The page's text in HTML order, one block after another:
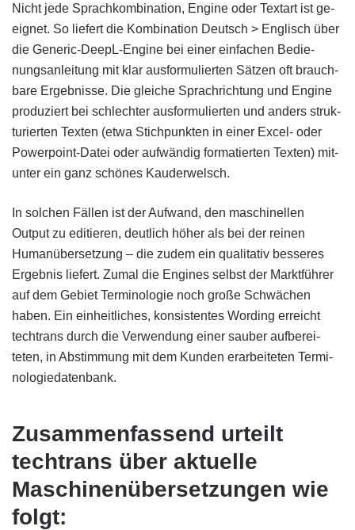
Nicht jede Sprach­kom­bi­nation, Engine oder Text­art ist ge­
eig­net. So liefert die Kom­bi­nation Deutsch > Englisch über
die Generic-DeepL-Engine bei einer ein­fachen Be­die­
nungs­an­lei­tung mit klar aus­for­mu­lier­ten Sätzen oft brauch­
bare Er­geb­nisse. Die gleiche Sprach­richtung und Engine
pro­du­ziert bei schlechter aus­for­mu­lier­ten und anders struk­
tu­rier­ten Texten (etwa Stich­punkten in einer Excel- oder
Powerpoint-Datei oder auf­wän­dig for­ma­tier­ten Texten) mit­
unter ein ganz schönes Kauder­welsch.
In solchen Fällen ist der Auf­wand, den maschi­nellen
Output zu edi­tieren, deut­lich höher als bei der reinen
Human­über­set­zung – die zu­dem ein quali­ta­tiv besseres
Ergeb­nis lie­fert. Zumal die Engines selbst der Markt­führer
auf dem Gebiet Termi­no­logie noch große Schwächen
haben. Ein ein­heit­liches, kon­sis­tentes Wording erreicht
techtrans durch die Ver­wen­dung einer sauber auf­be­rei­
teten, in Ab­stim­mung mit dem Kunden er­ar­bei­teten Termi­
no­lo­gie­daten­bank.
Zusammenfassend urteilt
techtrans über aktuelle
Maschinen­übersetzungen wie
folgt: